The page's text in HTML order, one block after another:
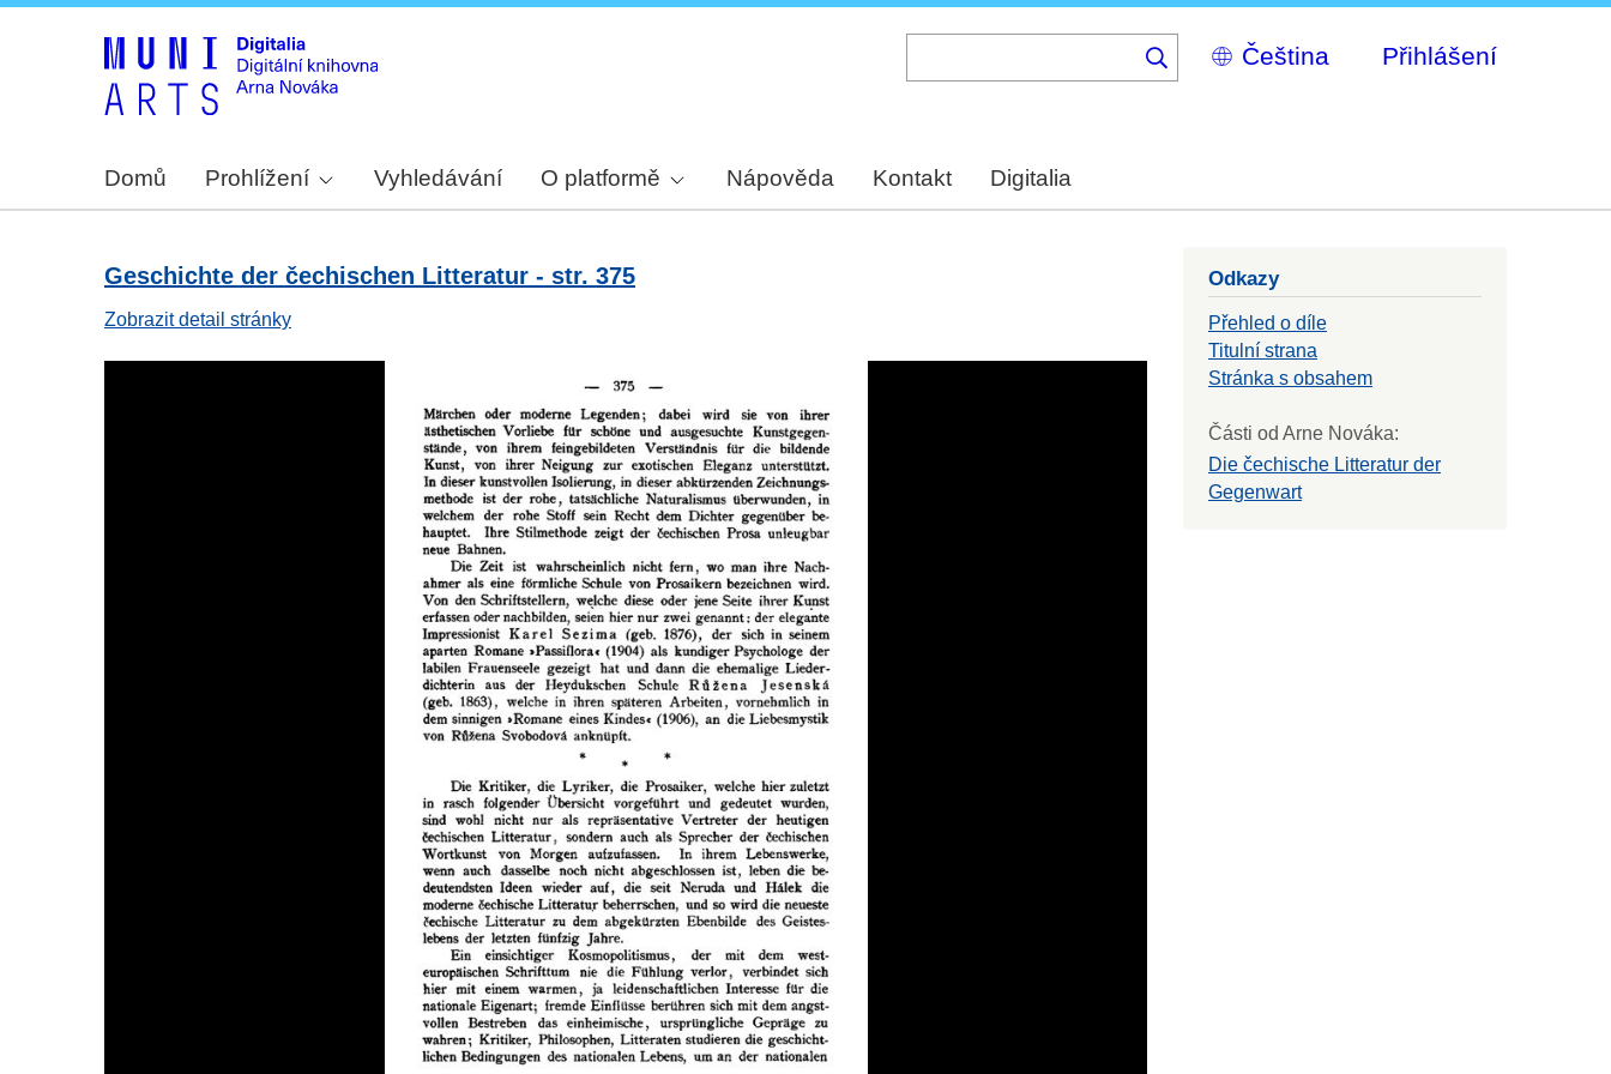
Select
your
Přihlášení
Domů Prohlížení Vyhledávání O platformě Nápověda Kontakt Digitalia
Geschichte der čechischen Litteratur - str. 375
Zobrazit detail stránky
Odkazy
Přehled o díle
Titulní strana
Stránka s obsahem
Části od Arne Nováka:
Die čechische Litteratur der
Gegenwart